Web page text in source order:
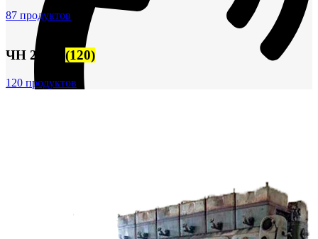
87 продуктов
ЧН 25/34 (120)
120 продуктов